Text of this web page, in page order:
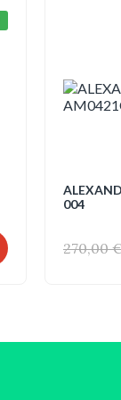
004
270,00